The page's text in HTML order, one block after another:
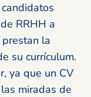
RRHH a
la
su currículum.
ya que un CV
miradas de